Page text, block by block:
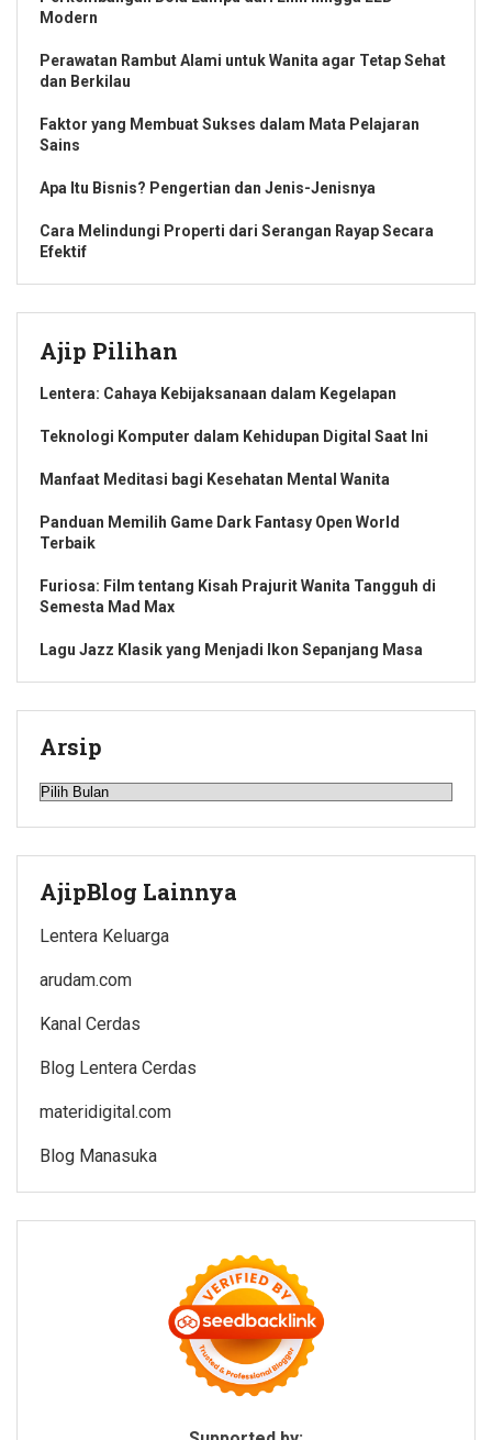
Modern
Perawatan Rambut Alami untuk Wanita agar Tetap Sehat
dan Berkilau
Faktor yang Membuat Sukses dalam Mata Pelajaran
Sains
Apa Itu Bisnis? Pengertian dan Jenis-Jenisnya
Cara Melindungi Properti dari Serangan Rayap Secara
Efektif
Ajip Pilihan
Lentera: Cahaya Kebijaksanaan dalam Kegelapan
Teknologi Komputer dalam Kehidupan Digital Saat Ini
Manfaat Meditasi bagi Kesehatan Mental Wanita
Panduan Memilih Game Dark Fantasy Open World
Terbaik
Furiosa: Film tentang Kisah Prajurit Wanita Tangguh di
Semesta Mad Max
Lagu Jazz Klasik yang Menjadi Ikon Sepanjang Masa
Arsip
Arsip
AjipBlog Lainnya
Lentera Keluarga
arudam.com
Kanal Cerdas
Blog Lentera Cerdas
materidigital.com
Blog Manasuka